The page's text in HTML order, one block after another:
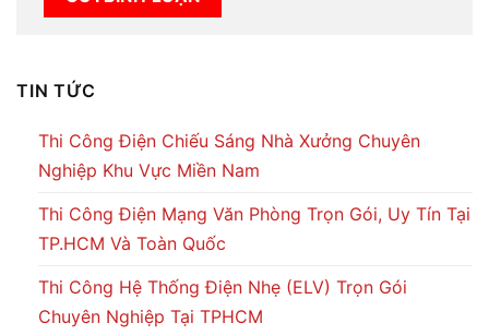
TIN TỨC
Thi Công Điện Chiếu Sáng Nhà Xưởng Chuyên
Nghiệp Khu Vực Miền Nam
Thi Công Điện Mạng Văn Phòng Trọn Gói, Uy Tín Tại
TP.HCM Và Toàn Quốc
Thi Công Hệ Thống Điện Nhẹ (ELV) Trọn Gói
Chuyên Nghiệp Tại TPHCM